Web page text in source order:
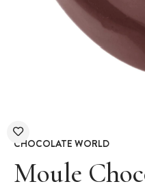
CHOCOLATE WORLD
Moule